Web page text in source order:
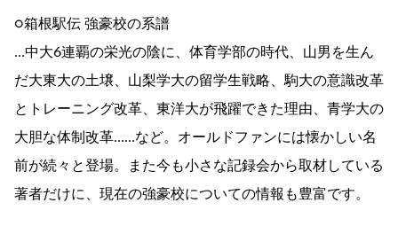
○箱根駅伝 強豪校の系譜
…中大6連覇の栄光の陰に、体育学部の時代、山男を生ん
だ大東大の土壌、山梨学大の留学生戦略、駒大の意識改革
とトレーニング改革、東洋大が飛躍できた理由、青学大の
大胆な体制改革……など。オールドファンには懐かしい名
前が続々と登場。また今も小さな記録会から取材している
著者だけに、現在の強豪校についての情報も豊富です。